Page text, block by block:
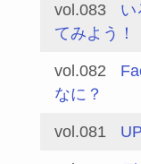
vol.083
い
てみよう！
vol.082
なに？
vol.081